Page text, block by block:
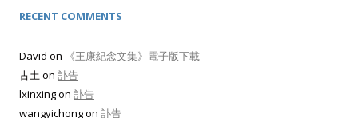
RECENT COMMENTS
David on
《王康紀念文集》電子版下載
古土on 訃告
lxinxingon 訃告
wangyichongon 訃告